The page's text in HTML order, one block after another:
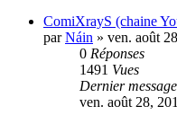
ComiXrayS (chaine
parNáin » ven. août
0 Réponses
1491 Vues
Dernier message
ven. août 28,